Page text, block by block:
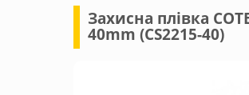
Захисна плівка
40mm (CS2215-40)